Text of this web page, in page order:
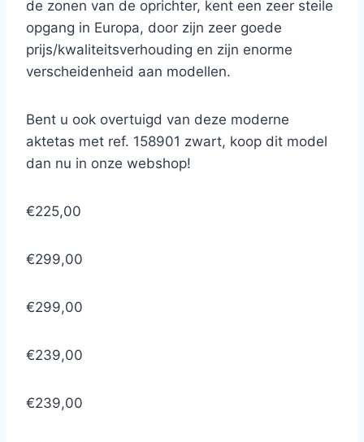
de zonen van de oprichter, kent een zeer steile
opgang in Europa, door zijn zeer goede
prijs/kwaliteitsverhouding en zijn enorme
verscheidenheid aan modellen.
Bent u ook overtuigd van deze moderne
aktetas met ref. 158901 zwart, koop dit model
dan nu in onze webshop!
€225,00
€299,00
€299,00
€239,00
€239,00